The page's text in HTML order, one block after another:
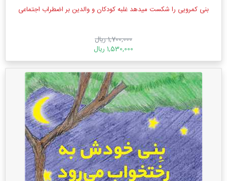
بنی کمرویی را شکست میدهد غلبه کودکان و والدین بر اضطراب اجتماعی
1,700,000 ریال
1,530,000 ریال